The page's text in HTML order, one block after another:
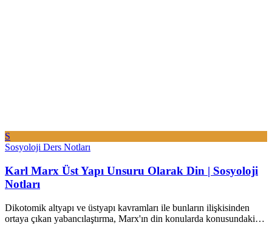
S
Sosyoloji Ders Notları
Karl Marx Üst Yapı Unsuru Olarak Din | Sosyoloji
Notları
Dikotomik altyapı ve üstyapı kavramları ile bunların ilişkisinden
ortaya çıkan yabancılaştırma, Marx'ın din konularda konusundaki…